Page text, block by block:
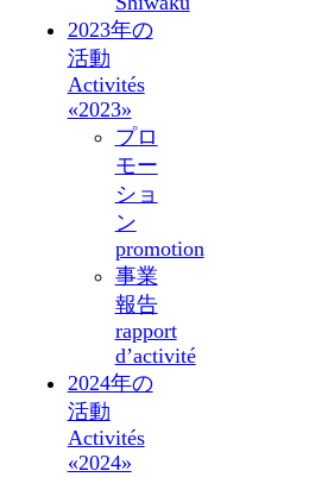
2023年の
活動
Activités
«2023»
プロ
モー
ショ
ン
promotion
事業
報告
rapport
d’activité
2024年の
活動
Activités
«2024»